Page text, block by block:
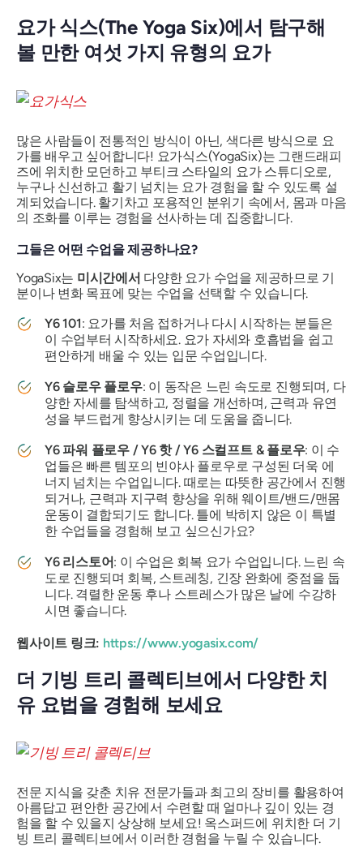
요가 식스(The Yoga Six)에서 탐구해
볼 만한 여섯 가지 유형의 요가
많은 사람들이 전통적인 방식이 아닌, 색다른 방식으로 요
가를 배우고 싶어합니다! 요가식스(YogaSix)는 그랜드래피
즈에 위치한 모던하고 부티크 스타일의 요가 스튜디오로,
누구나 신선하고 활기 넘치는 요가 경험을 할 수 있도록 설
계되었습니다. 활기차고 포용적인 분위기 속에서, 몸과 마음
의 조화를 이루는 경험을 선사하는 데 집중합니다.
그들은 어떤 수업을 제공하나요?
YogaSix는 미시간에서 다양한 요가 수업을 제공하므로 기
분이나 변화 목표에 맞는 수업을 선택할 수 있습니다.
Y6 101: 요가를 처음 접하거나 다시 시작하는 분들은
이 수업부터 시작하세요. 요가 자세와 호흡법을 쉽고
편안하게 배울 수 있는 입문 수업입니다.
Y6 슬로우 플로우: 이 동작은 느린 속도로 진행되며, 다
양한 자세를 탐색하고, 정렬을 개선하며, 근력과 유연
성을 부드럽게 향상시키는 데 도움을 줍니다.
Y6 파워 플로우 / Y6 핫 / Y6 스컬프트 & 플로우: 이 수
업들은 빠른 템포의 빈야사 플로우로 구성된 더욱 에
너지 넘치는 수업입니다. 때로는 따뜻한 공간에서 진행
되거나, 근력과 지구력 향상을 위해 웨이트/밴드/맨몸
운동이 결합되기도 합니다. 틀에 박히지 않은 이 특별
한 수업들을 경험해 보고 싶으신가요?
Y6 리스토어: 이 수업은 회복 요가 수업입니다. 느린 속
도로 진행되며 회복, 스트레칭, 긴장 완화에 중점을 둡
니다. 격렬한 운동 후나 스트레스가 많은 날에 수강하
시면 좋습니다.
웹사이트 링크: https://www.yogasix.com/
더 기빙 트리 콜렉티브에서 다양한 치
유 요법을 경험해 보세요
전문 지식을 갖춘 치유 전문가들과 최고의 장비를 활용하여
아름답고 편안한 공간에서 수련할 때 얼마나 깊이 있는 경
험을 할 수 있을지 상상해 보세요! 옥스퍼드에 위치한 더 기
빙 트리 콜렉티브에서 이러한 경험을 누릴 수 있습니다.